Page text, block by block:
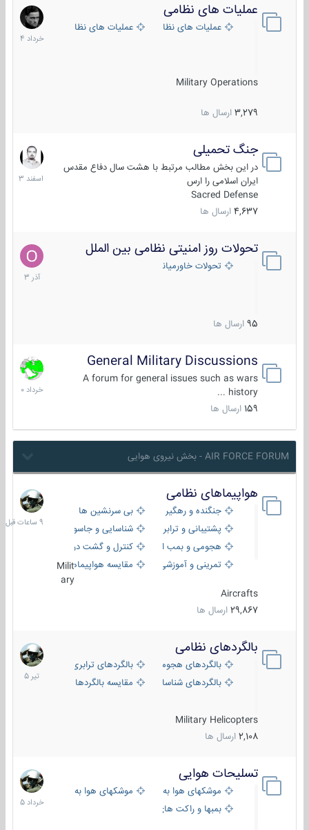
عملیات های نظامی
عملیات های نظامی ایرانعملیات های نظامی خارجی
Military Operations
3,279 ارسال ها
5
خرداد
1404
جنگ تحمیلی
در این بخش مطالب مرتبط با هشت سال دفاع مقدس
ایران اسلامی را ارس
Sacred Defense
4,637 ارسال ها
20
اسفند
1403
تحولات روز امنیتی نظامی بین الملل
تحولات خاورمیانه
95 ارسال ها
21
آذر
1403
General Military Discussions
A forum for general issues such as wars
history ...
159 ارسال ها
10
خرداد
1400
AIR FORCE FORUM - بخش نیروی هوایی
هواپیماهای نظامی
جنگنده و رهگیر
بی سرنشین ها
پشتیبانی و ترابری
شناسایی و جاسوسی
هجومی و بمب افکن
کنترل و گشت دریایی
تمرینی و آموزشی
مقایسه هواپیماهاMilit
ary
Aircrafts
29,867 ارسال ها
9
ساعات
قبل
بالگردهای نظامی
بالگردهای هجومی
بالگردهای ترابری
بالگردهای شناسایی
مقایسه بالگردها
Military Helicopters
2,108 ارسال ها
22
تیر
1405
تسلیحات هوایی
موشکهای هوا به هوا
موشکهای هوا به سطح
بمبها و راکت های هوایی
30
خرداد
1405